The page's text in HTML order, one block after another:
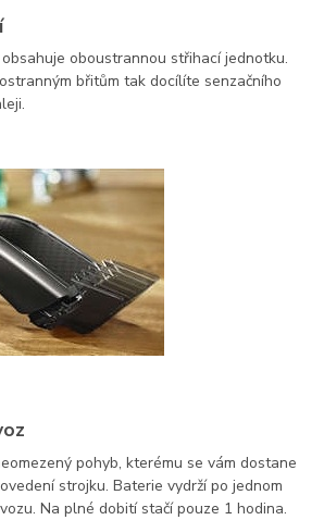
oboustrannou střihací jednotku.
břitům tak docílíte senzačního
pohyb, kterému se vám dostane
strojku. Baterie vydrží po jednom
Na plné dobití stačí pouze 1 hodina.